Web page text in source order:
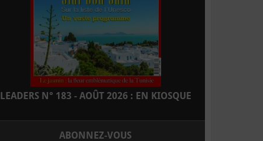
LEADERS N° 183 - AOÛT 2026 : EN KIOSQUE
ABONNEZ-VOUS